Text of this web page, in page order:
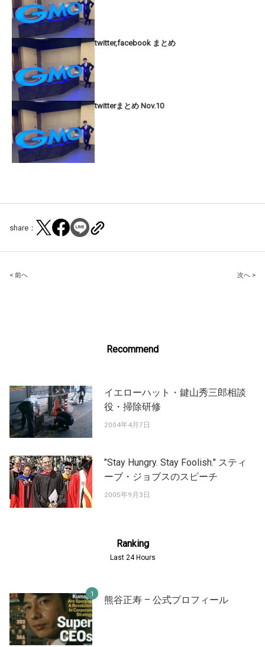
twitter,facebook まとめ
twitterまとめ Nov.10
share：
Post
< 前へ 次へ >
Recommend
イエローハット・鍵山秀三郎相談
役・掃除研修
2004年4月7日
"Stay Hungry. Stay Foolish." スティ
ーブ・ジョブスのスピーチ
2005年9月3日
Ranking
Last 24 Hours
熊谷正寿 – 公式プロフィール